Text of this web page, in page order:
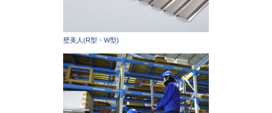
壁美人(R型・W型)